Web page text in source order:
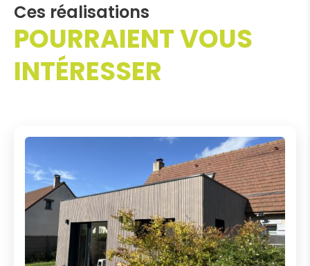
Ces réalisations
POURRAIENT VOUS
INTÉRESSER